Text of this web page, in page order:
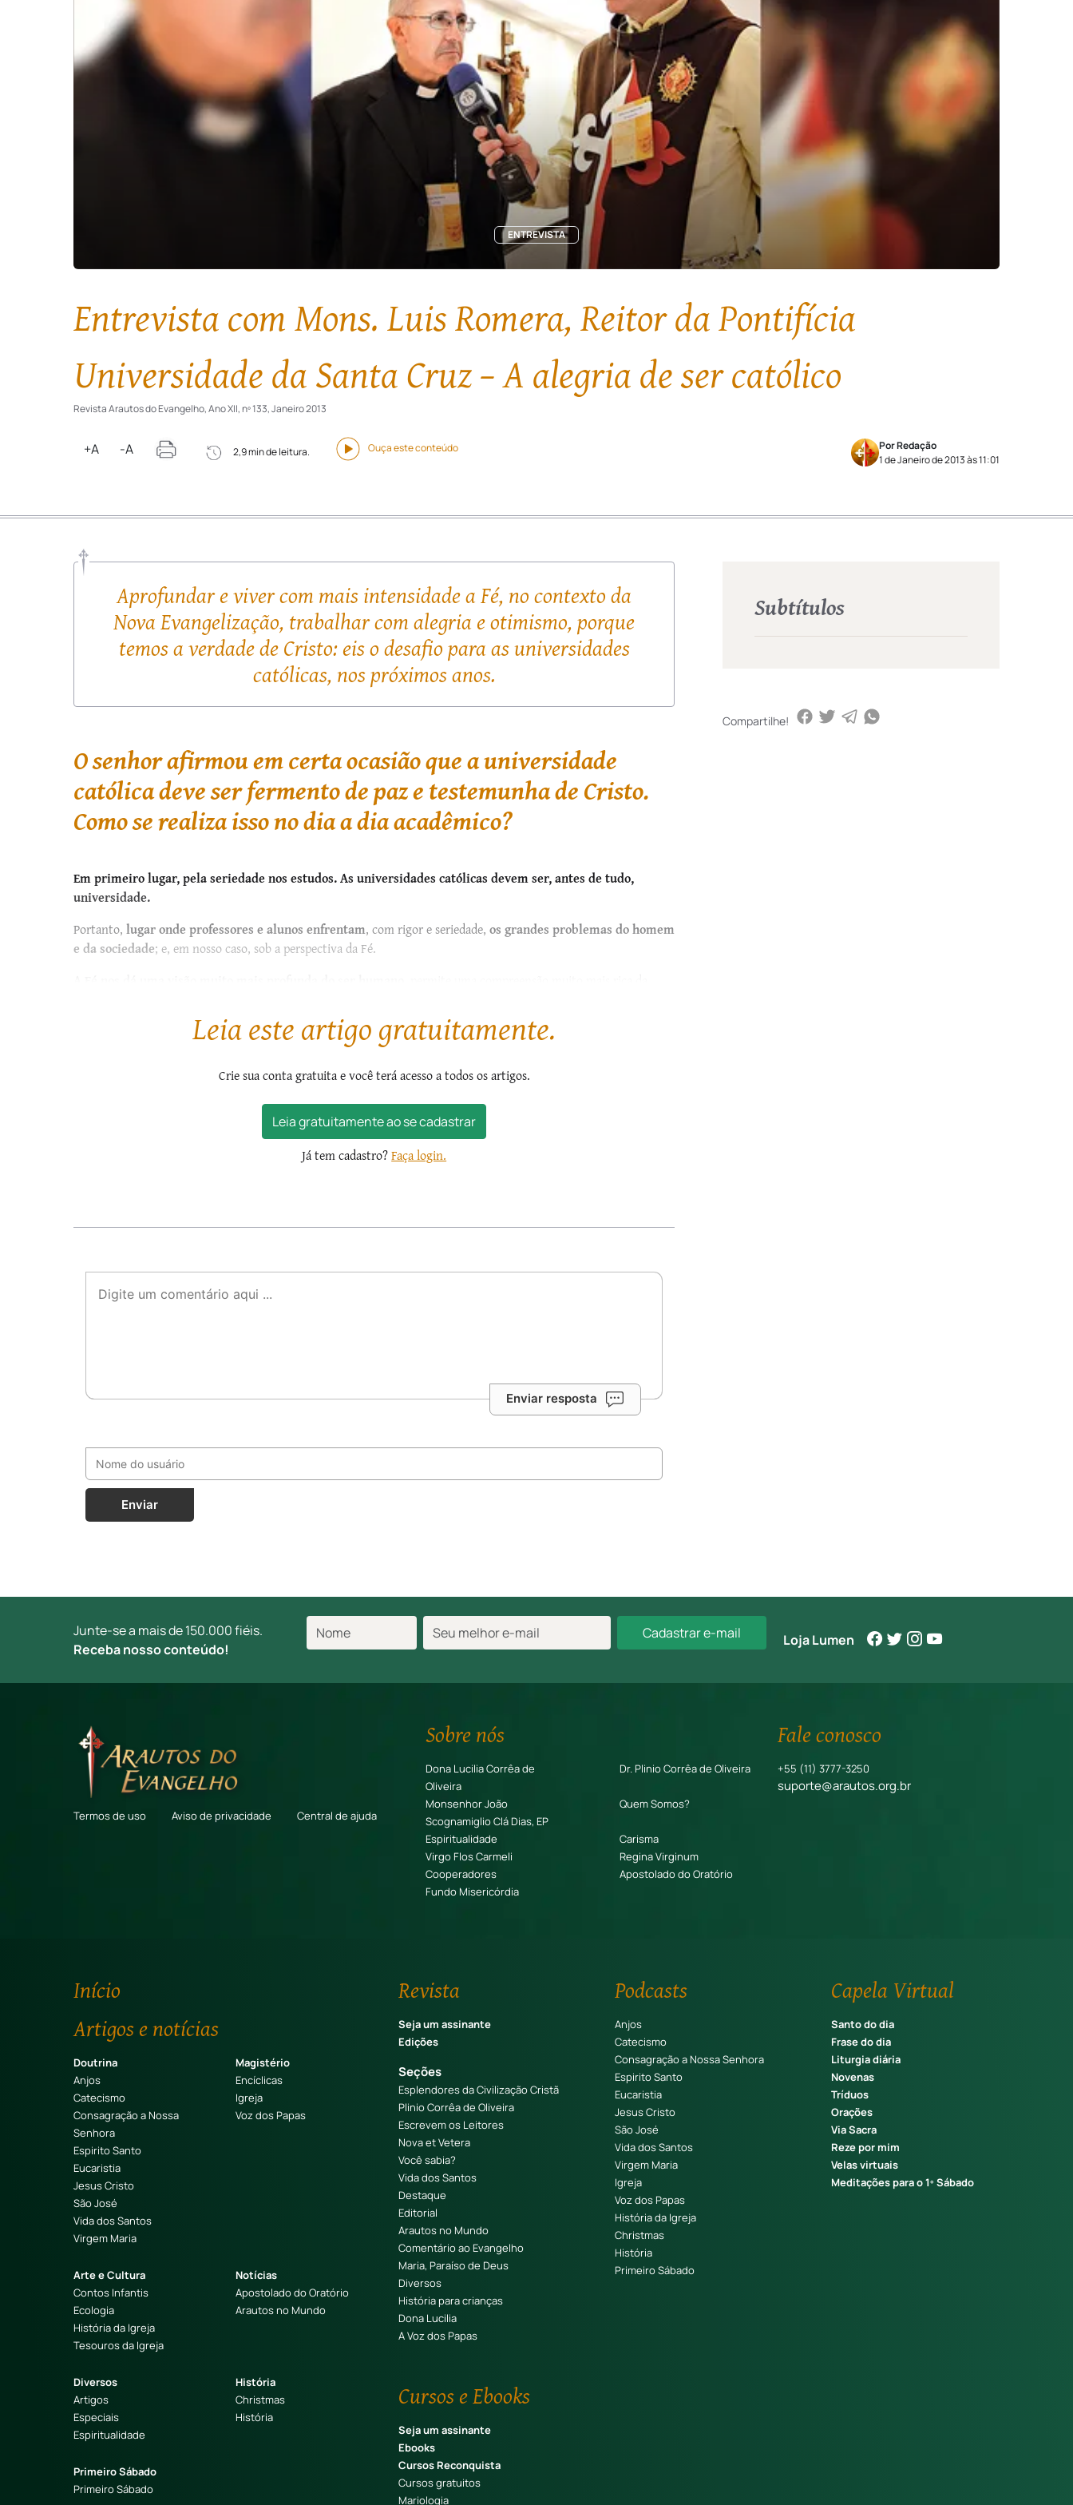
ENTREVISTA
Entrevista com Mons. Luis Romera, Reitor da Pontifícia
Universidade da Santa Cruz – A alegria de ser católico
Revista Arautos do Evangelho, Ano XII, nº 133, Janeiro 2013
+A -A 2,9 min de leitura. Ouça este conteúdo
Por Redação
1 de Janeiro de 2013 às 11:01
Aprofundar e viver com mais intensidade a Fé, no contexto da
Nova Evangelização, trabalhar com alegria e otimismo, porque
temos a verdade de Cristo: eis o desafio para as universidades
católicas, nos próximos anos.
O senhor afirmou em certa ocasião que a universidade
católica deve ser fermento de paz e testemunha de Cristo.
Como se realiza isso no dia a dia acadêmico?
Em primeiro lugar, pela seriedade nos estudos. As universidades católicas devem ser, antes de tudo,
universidade.
Portanto, lugar onde professores e alunos enfrentam, com rigor e seriedade, os grandes problemas do homem
e da sociedade; e, em nosso caso, sob a perspectiva da Fé.
Leia este artigo gratuitamente.
Crie sua conta gratuita e você terá acesso a todos os artigos.
Leia gratuitamente ao se cadastrar
Já tem cadastro?Faça login.
Enviar resposta
Enviar
Subtítulos
Compartilhe!
Junte-se a mais de 150.000 fiéis.
Receba nosso conteúdo!
Cadastrar e-mail Loja Lumen
Termos de uso Aviso de privacidade Central de ajuda
Sobre nós
Dona Lucilia Corrêa de
Oliveira
Dr. Plinio Corrêa de Oliveira
Monsenhor João
Scognamiglio Clá Dias, EP
Quem Somos?
Espiritualidade
Carisma
Virgo Flos Carmeli
Regina Virginum
Cooperadores
Apostolado do Oratório
Fundo Misericórdia
Fale conosco
+55 (11) 3777-3250
suporte@arautos.org.br
Início
Artigos e notícias
Doutrina
Anjos
Catecismo
Consagração a Nossa
Senhora
Espirito Santo
Eucaristia
Jesus Cristo
São José
Vida dos Santos
Virgem Maria
Magistério
Encíclicas
Igreja
Voz dos Papas
Arte e Cultura
Contos Infantis
Ecologia
História da Igreja
Tesouros da Igreja
Notícias
Apostolado do Oratório
Arautos no Mundo
Diversos
Artigos
Especiais
Espiritualidade
História
Christmas
História
Primeiro Sábado
Primeiro Sábado
Revista
Seja um assinante
Edições
Seções
Esplendores da Civilização Cristã
Plinio Corrêa de Oliveira
Escrevem os Leitores
Nova et Vetera
Você sabia?
Vida dos Santos
Destaque
Editorial
Arautos no Mundo
Comentário ao Evangelho
Maria, Paraíso de Deus
Diversos
História para crianças
Dona Lucilia
A Voz dos Papas
Cursos e Ebooks
Seja um assinante
Ebooks
Cursos Reconquista
Cursos gratuitos
Mariologia
Podcasts
Anjos
Catecismo
Consagração a Nossa Senhora
Espirito Santo
Eucaristia
Jesus Cristo
São José
Vida dos Santos
Virgem Maria
Igreja
Voz dos Papas
História da Igreja
Christmas
História
Primeiro Sábado
Capela Virtual
Santo do dia
Frase do dia
Liturgia diária
Novenas
Tríduos
Orações
Via Sacra
Reze por mim
Velas virtuais
Meditações para o 1º Sábado